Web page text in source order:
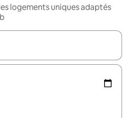
logements uniques adaptés
utilisez les flèches vers le